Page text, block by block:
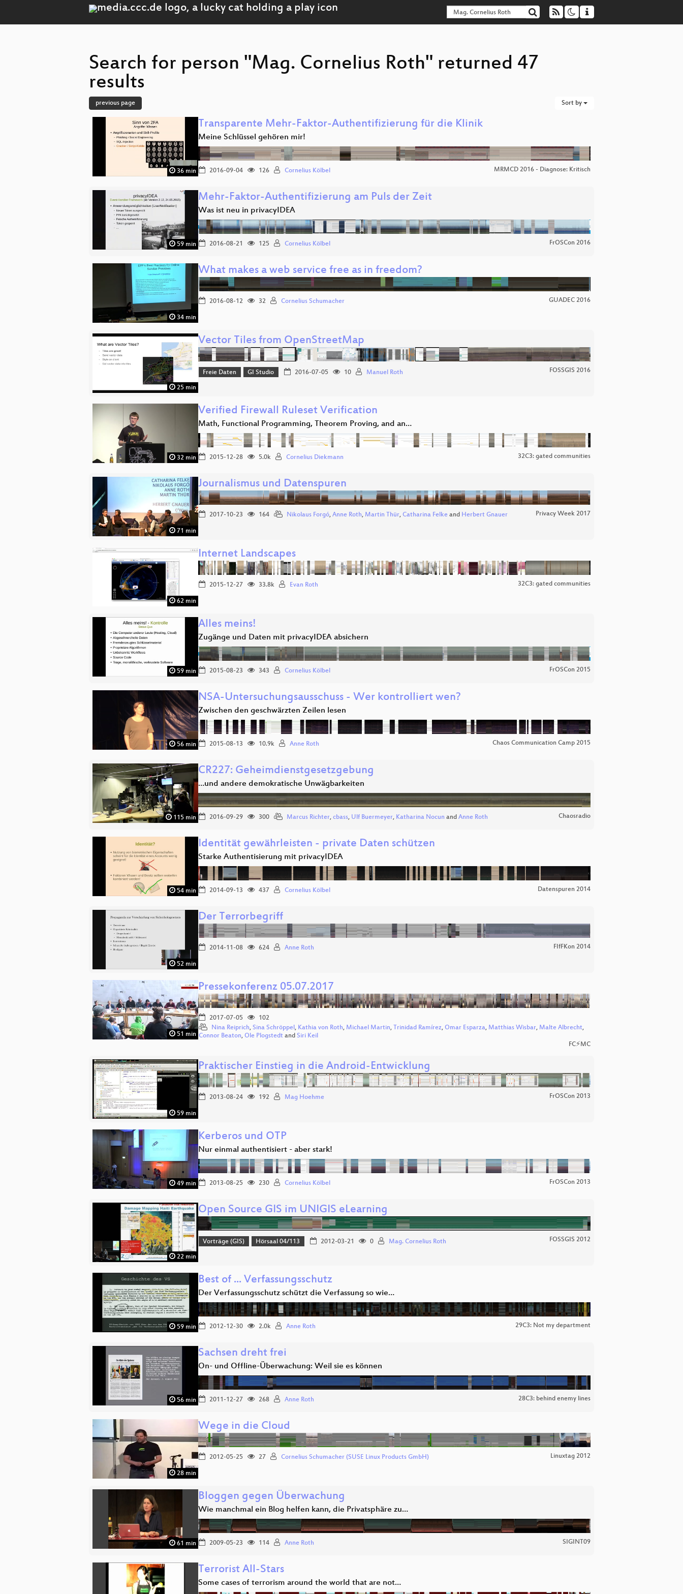
Search for person "Mag. Cornelius Roth" returned 47
results
previous page Sort by
36 min
Transparente Mehr-Faktor-Authentifizierung für die Klinik
Meine Schlüssel gehören mir!
2016-09-04 126 Cornelius Kölbel MRMCD 2016 - Diagnose: Kritisch
59 min
Mehr-Faktor-Authentifizierung am Puls der Zeit
Was ist neu in privacyIDEA
2016-08-21 125 Cornelius Kölbel FrOSCon 2016
34 min
What makes a web service free as in freedom?
2016-08-12 32 Cornelius Schumacher GUADEC 2016
25 min
Vector Tiles from OpenStreetMap
Freie Daten GI Studio 2016-07-05 10 Manuel Roth FOSSGIS 2016
32 min
Verified Firewall Ruleset Verification
Math, Functional Programming, Theorem Proving, and an…
2015-12-28 5.0k Cornelius Diekmann 32C3: gated communities
71 min
Journalismus und Datenspuren
2017-10-23 164 Nikolaus Forgó, Anne Roth, Martin Thür, Catharina Felke and Herbert Gnauer Privacy Week 2017
62 min
Internet Landscapes
2015-12-27 33.8k Evan Roth 32C3: gated communities
59 min
Alles meins!
Zugänge und Daten mit privacyIDEA absichern
2015-08-23 343 Cornelius Kölbel FrOSCon 2015
56 min
NSA-Untersuchungsausschuss - Wer kontrolliert wen?
Zwischen den geschwärzten Zeilen lesen
2015-08-13 10.9k Anne Roth Chaos Communication Camp 2015
115 min
CR227: Geheimdienstgesetzgebung
…und andere demokratische Unwägbarkeiten
2016-09-29 300 Marcus Richter, cbass, Ulf Buermeyer, Katharina Nocun and Anne Roth Chaosradio
54 min
Identität gewährleisten - private Daten schützen
Starke Authentisierung mit privacyIDEA
2014-09-13 437 Cornelius Kölbel Datenspuren 2014
52 min
Der Terrorbegriff
2014-11-08 624 Anne Roth FIfFKon 2014
51 min
Pressekonferenz 05.07.2017
2017-07-05
102
Nina Reiprich, Sina Schröppel, Kathia von Roth, Michael Martin, Trinidad Ramírez, Omar Esparza, Matthias Wisbar, Malte Albrecht,
Connor Beaton, Ole Plogstedt and Siri Keil
FC⚡MC
59 min
Praktischer Einstieg in die Android-Entwicklung
2013-08-24 192 Mag Hoehme FrOSCon 2013
49 min
Kerberos und OTP
Nur einmal authentisiert - aber stark!
2013-08-25 230 Cornelius Kölbel FrOSCon 2013
22 min
Open Source GIS im UNIGIS eLearning
Vorträge (GIS) Hörsaal 04/113 2012-03-21 0 Mag. Cornelius Roth FOSSGIS 2012
59 min
Best of ... Verfassungsschutz
Der Verfassungsschutz schützt die Verfassung so wie…
2012-12-30 2.0k Anne Roth 29C3: Not my department
56 min
Sachsen dreht frei
On- und Offline-Überwachung: Weil sie es können
2011-12-27 268 Anne Roth 28C3: behind enemy lines
28 min
Wege in die Cloud
2012-05-25 27 Cornelius Schumacher (SUSE Linux Products GmbH) Linuxtag 2012
61 min
Bloggen gegen Überwachung
Wie manchmal ein Blog helfen kann, die Privatsphäre zu…
2009-05-23 114 Anne Roth SIGINT09
Terrorist All-Stars
Some cases of terrorism around the world that are not…